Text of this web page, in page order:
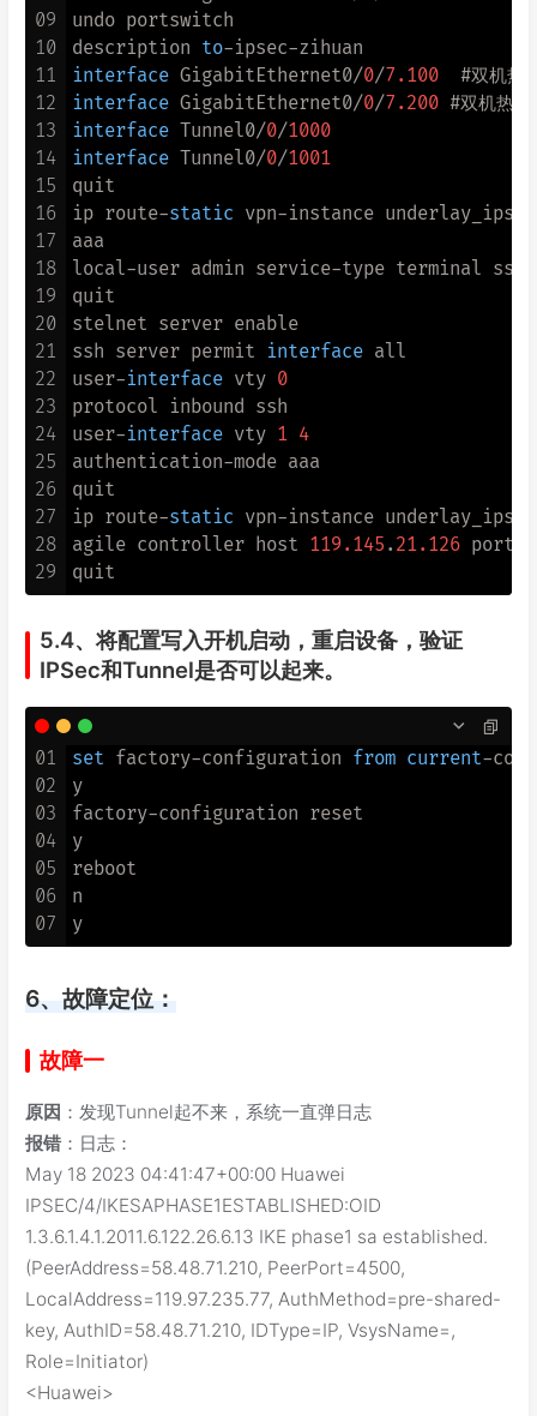
09
10
11
12
13
14
15
16
17
18
19
20
21
22
23
24
25
26
27
28
29
undo portswitch
description to
interface GigabitEthernet0/0/7.100
interface GigabitEthernet0/0/7.200
interface Tunnel0/0/1000
interface Tunnel0/0/1001
quit
ip route-static vpn-instance
aaa
local-user admin service-type terminal ssh
quit
stelnet server enable
ssh server permit interface all
user-interface vty 0
protocol inbound ssh
user-interface vty 1 4
authentication-mode aaa
quit
ip route-static vpn-instance
agile controller host 119.145 . 21.126 port
5.4、将配置写入开机启动，重启设备，验证
IPSec和Tunnel是否可以起来。
01
02
03
04
05
06
07
set factory-configuration from current-
y
factory-configuration reset
y
reboot
n
6、故障定位：
故障一
原因 ：发现Tunnel起不来，系统一直弹日志
报错 ：日志：
May 18 2023 04:41:47+00:00 Huawei
IPSEC/4/IKESAPHASE1ESTABLISHED:OID
1.3.6.1.4.1.2011.6.122.26.6.13 IKE phase1 sa established.
(PeerAddress=58.48.71.210, PeerPort=4500,
LocalAddress=119.97.235.77, AuthMethod=pre-shared-
key, AuthID=58.48.71.210, IDType=IP, VsysName=,
Role=Initiator)
<Huawei>